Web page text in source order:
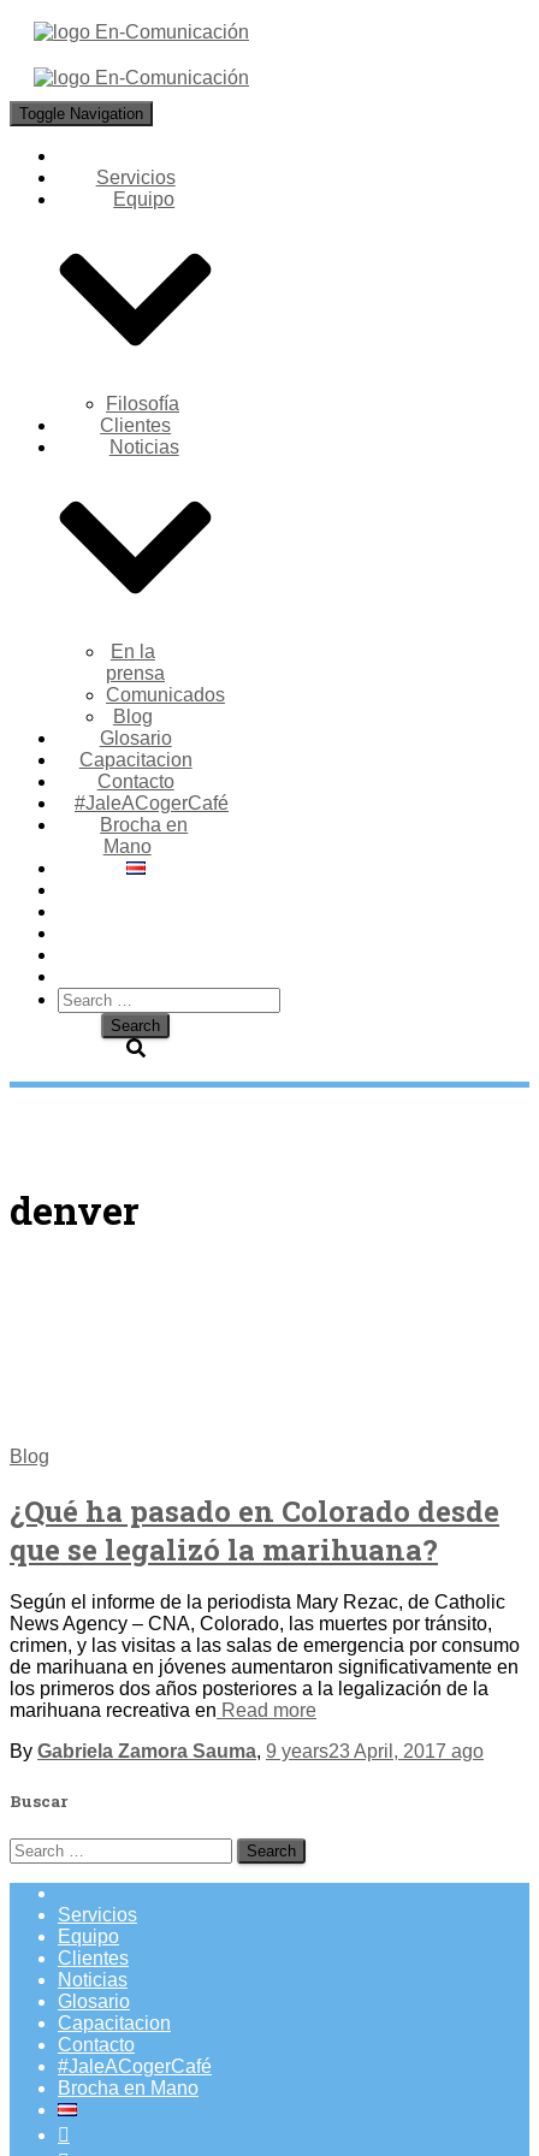
Toggle Navigation
Servicios
Equipo
Filosofía
Clientes
Noticias
En la
prensa
Comunicados
Blog
Glosario
Capacitacion
Contacto
#JaleACogerCafé
Brocha en
Mano
Search
for:
denver
Blog
¿Qué ha pasado en Colorado desde
que se legalizó la marihuana?
Según el informe de la periodista Mary Rezac, de Catholic
News Agency – CNA, Colorado, las muertes por tránsito,
crimen, y las visitas a las salas de emergencia por consumo
de marihuana en jóvenes aumentaron significativamente en
los primeros dos años posteriores a la legalización de la
marihuana recreativa en Read more
By Gabriela Zamora Sauma, 9 years23 April, 2017 ago
Buscar
Search
for:
Servicios
Equipo
Clientes
Noticias
Glosario
Capacitacion
Contacto
#JaleACogerCafé
Brocha en Mano